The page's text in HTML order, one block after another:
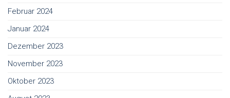
Februar 2024
Januar 2024
Dezember 2023
November 2023
Oktober 2023